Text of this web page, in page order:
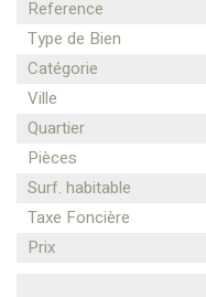
Reference
Type de Bien
Catégorie
Ville
Quartier
Pièces
Surf. habitable
Taxe Foncière
Prix